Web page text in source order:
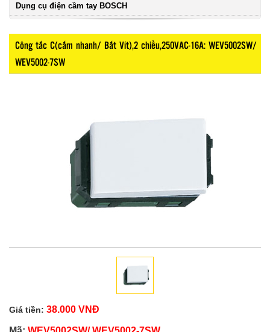
Dụng cụ điện cầm tay BOSCH
Công tắc C(cắm nhanh/ Bắt Vít),2 chiều,250VAC-16A: WEV5002SW/
WEV5002-7SW
Giá tiền: 38.000 VNĐ